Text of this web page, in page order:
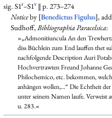
sig. S1r–S1v‖ p. 273–274
Noticeby [Benedictus Figulus],
Sudhoff,Bibliographia Paracelsica:
»„Admonitiuncula An den
diss Büchlein zum End lauffen thet
nachfolgende Description Auri
Hochvertrawten Freund Johanne
Philochemico, etc. bekommen,
anhängen wollen,...“ Die Echtheit
unter seinem Namen laufe. Verweist
u. 283.«